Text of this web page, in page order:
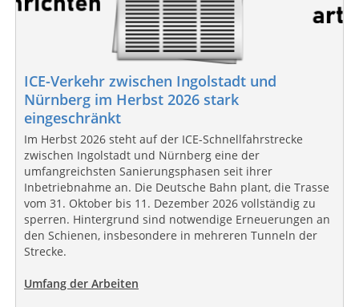
ICE-Verkehr zwischen Ingolstadt und
Nürnberg im Herbst 2026 stark
eingeschränkt
Im Herbst 2026 steht auf der ICE-Schnellfahrstrecke
zwischen Ingolstadt und Nürnberg eine der
umfangreichsten Sanierungsphasen seit ihrer
Inbetriebnahme an. Die Deutsche Bahn plant, die Trasse
vom 31. Oktober bis 11. Dezember 2026 vollständig zu
sperren. Hintergrund sind notwendige Erneuerungen an
den Schienen, insbesondere in mehreren Tunneln der
Strecke.
Umfang der Arbeiten